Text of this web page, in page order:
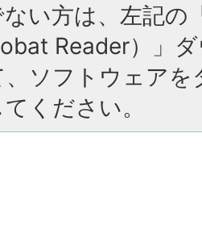
い方は、左記の
Reader）」
ソフトウェア
ください。